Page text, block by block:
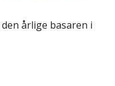
årlige basaren i